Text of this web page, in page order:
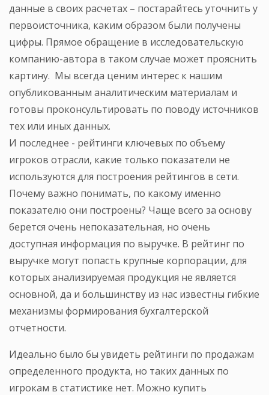
данные в своих расчетах – постарайтесь уточнить у
первоисточника, каким образом были получены
цифры. Прямое обращение в исследовательскую
компанию-автора в таком случае может прояснить
картину. Мы всегда ценим интерес к нашим
опубликованным аналитическим материалам и
готовы проконсультировать по поводу источников
тех или иных данных.
И последнее - рейтинги ключевых по объему
игроков отрасли, какие только показатели не
используются для построения рейтингов в сети.
Почему важно понимать, по какому именно
показателю они построены? Чаще всего за основу
берется очень непоказательная, но очень
доступная информация по выручке. В рейтинг по
выручке могут попасть крупные корпорации, для
которых анализируемая продукция не является
основной, да и большинству из нас известны гибкие
механизмы формирования бухгалтерской
отчетности.
Идеально было бы увидеть рейтинги по продажам
определенного продукта, но таких данных по
игрокам в статистике нет. Можно купить